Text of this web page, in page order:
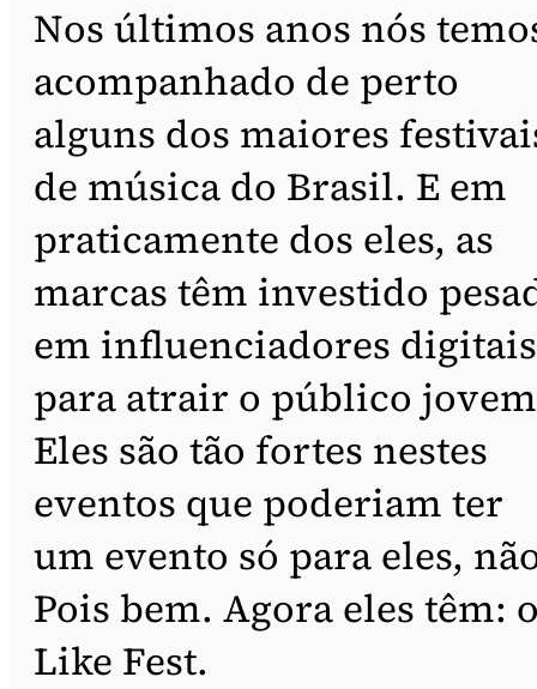
Nos últimos anos nós
acompanhado de perto
alguns dos maiores
de música do Brasil. E em
praticamente dos eles, as
marcas têm investido
em influenciadores digitais
para atrair o público
Eles são tão fortes nestes
eventos que poderiam ter
um evento só para eles,
Pois bem. Agora eles têm:
Like Fest.